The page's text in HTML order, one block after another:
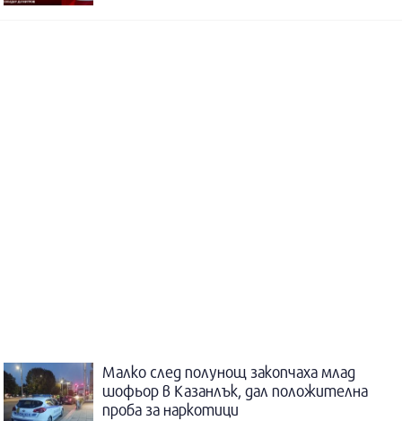
Малко след полунощ закопчаха млад
шофьор в Казанлък, дал положителна
проба за наркотици